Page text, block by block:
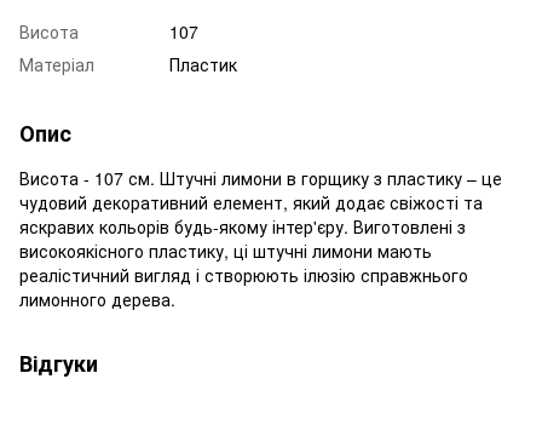
Висота
107
Матеріал
Пластик
Опис
Висота - 107 см. Штучні лимони в горщику з пластику – це
чудовий декоративний елемент, який додає свіжості та
яскравих кольорів будь-якому інтер'єру. Виготовлені з
високоякісного пластику, ці штучні лимони мають
реалістичний вигляд і створюють ілюзію справжнього
лимонного дерева.
Відгуки